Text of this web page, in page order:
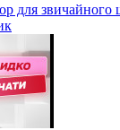
для